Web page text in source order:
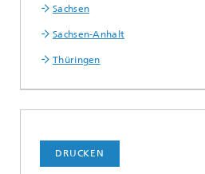
Sachsen
Sachsen-Anhalt
Thüringen
DRUCKEN